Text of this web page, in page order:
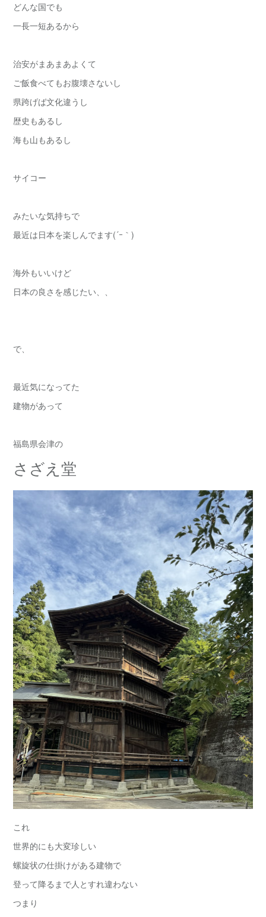
どんな国でも
一長一短あるから
治安がまあまあよくて
ご飯食べてもお腹壊さないし
県跨げば文化違うし
歴史もあるし
海も山もあるし
サイコー
みたいな気持ちで
最近は日本を楽しんでます(´ｰ｀)
海外もいいけど
日本の良さを感じたい、、
で、
最近気になってた
建物があって
福島県会津の
さざえ堂
これ
世界的にも大変珍しい
螺旋状の仕掛けがある建物で
登って降るまで人とすれ違わない
つまり